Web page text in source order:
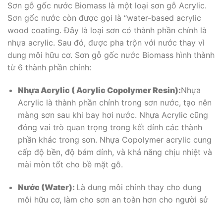
Sơn gỗ gốc nước Biomass là một loại sơn gỗ Acrylic.
Sơn gốc nước còn được gọi là “water-based acrylic
wood coating. Đây là loại sơn có thành phần chính là
nhựa acrylic. Sau đó, được pha trộn với nước thay vì
dung môi hữu cơ. Sơn gỗ gốc nước Biomass hình thành
từ 6 thành phần chính:
Nhựa Acrylic ( Acrylic Copolymer Resin):Nhựa
Acrylic là thành phần chính trong sơn nước, tạo nên
màng sơn sau khi bay hơi nước. Nhựa Acrylic cũng
đóng vai trò quan trọng trong kết dính các thành
phần khác trong sơn. Nhựa Copolymer acrylic cung
cấp độ bền, độ bám dính, và khả năng chịu nhiệt và
mài mòn tốt cho bề mặt gỗ.
Nước (Water): Là dung môi chính thay cho dung
môi hữu cơ, làm cho sơn an toàn hơn cho người sử